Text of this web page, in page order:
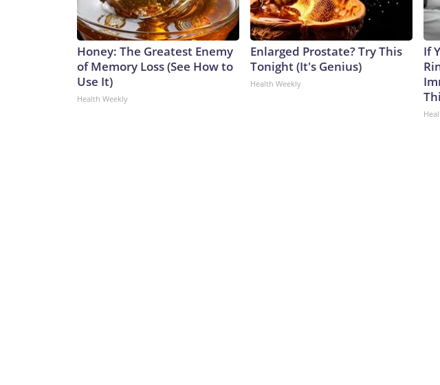
Honey: The Greatest Enemy
of Memory Loss (See How to
Use It)
Health Weekly
Enlarged Prostate? Try This
Tonight (It's Genius)
Health Weekly
If